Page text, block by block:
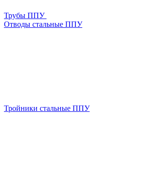
Трубы ППУ
Отводы стальные ППУ
Тройники стальные ППУ